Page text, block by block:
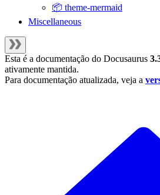
📦 theme-mermaid
Miscellaneous
Esta é a documentação do Docusaurus
ativamente mantida.
Para documentação atualizada, veja a